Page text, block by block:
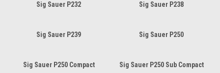
Sig Sauer P232 Sig Sauer P238
Sig Sauer P239 Sig Sauer P250
Sig Sauer P250 Compact Sig Sauer P250 Sub Compact